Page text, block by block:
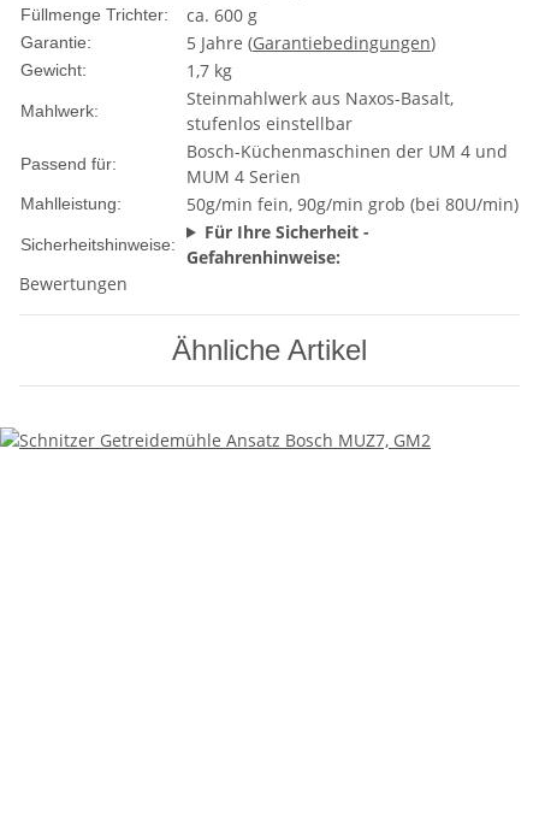
Füllmenge Trichter: ca. 600 g
Garantie: 5 Jahre (Garantiebedingungen)
Gewicht: 1,7 kg
Mahlwerk:
Steinmahlwerk aus Naxos-Basalt,
stufenlos einstellbar
Passend für:
Bosch-Küchenmaschinen der UM 4 und
MUM 4 Serien
Mahlleistung: 50g/min fein, 90g/min grob (bei 80U/min)
Sicherheitshinweise:
Für Ihre Sicherheit -
Gefahrenhinweise:
Bewertungen
Ähnliche Artikel